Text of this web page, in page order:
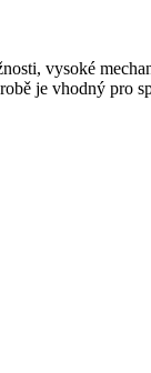
vysoké
je vhodný pro